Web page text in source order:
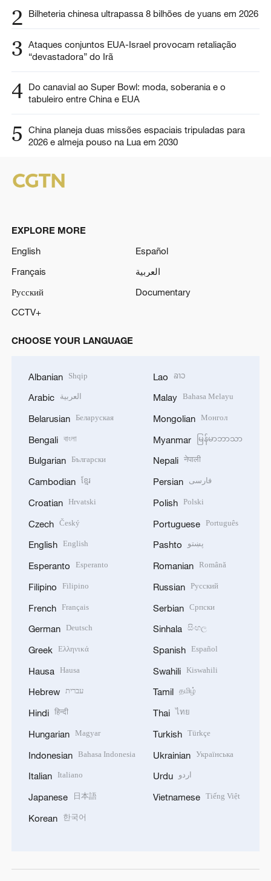
2 Bilheteria chinesa ultrapassa 8 bilhões de yuans em 2026
3 Ataques conjuntos EUA-Israel provocam retaliação
“devastadora” do Irã
4 Do canavial ao Super Bowl: moda, soberania e o
tabuleiro entre China e EUA
5
China planeja duas missões espaciais tripuladas para
2026 e almeja pouso na Lua em 2030
EXPLORE MORE
English
Español
Français
العربية
Русский
Documentary
CCTV+
CHOOSE YOUR LANGUAGE
Albanian Shqip
Arabic العربية
Belarusian Беларуская
Bengali বাংলা
Bulgarian Български
Cambodian ខ្មែរ
Croatian Hrvatski
Czech Český
English English
Esperanto Esperanto
Filipino Filipino
French Français
German Deutsch
Greek Ελληνικά
Hausa Hausa
Hebrew עברית
Hindi हिन्दी
Hungarian Magyar
Indonesian Bahasa Indonesia
Italian Italiano
Japanese 日本語
Korean 한국어
Lao ລາວ
Malay Bahasa Melayu
Mongolian Монгол
Myanmar မြန်မာဘာသာ
Nepali नेपाली
Persian فارسی
Polish Polski
Portuguese Português
Pashto پښتو
Romanian Română
Russian Русский
Serbian Српски
Sinhala සිංහල
Spanish Español
Swahili Kiswahili
Tamil தமிழ்
Thai ไทย
Turkish Türkçe
Ukrainian Українська
Urdu اردو
Vietnamese Tiếng Việt